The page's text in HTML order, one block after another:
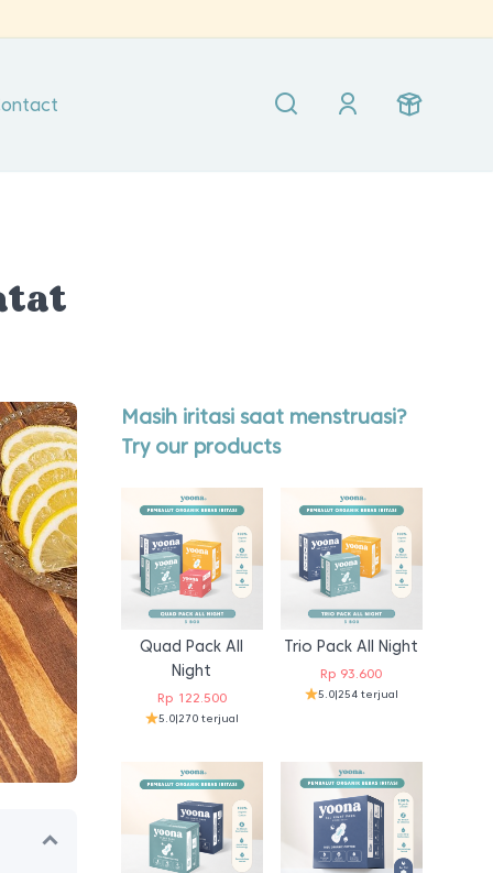
Masih iritasi saat menstruasi?
Try our products
Quad Pack All
Night
Rp122.500
5.0|270 terjual
Trio Pack All Night
Rp 93.600
5.0|254 terjual